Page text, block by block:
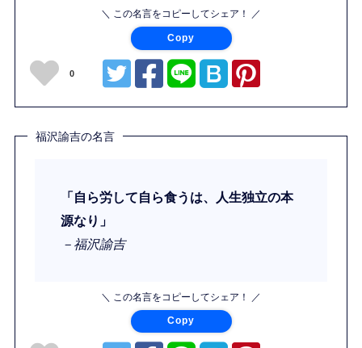
＼ この名言をコピーしてシェア！ ／
Copy
0
福沢諭吉の名言
「自ら労して自ら食うは、人生独立の本
源なり」
－福沢諭吉
＼ この名言をコピーしてシェア！ ／
Copy